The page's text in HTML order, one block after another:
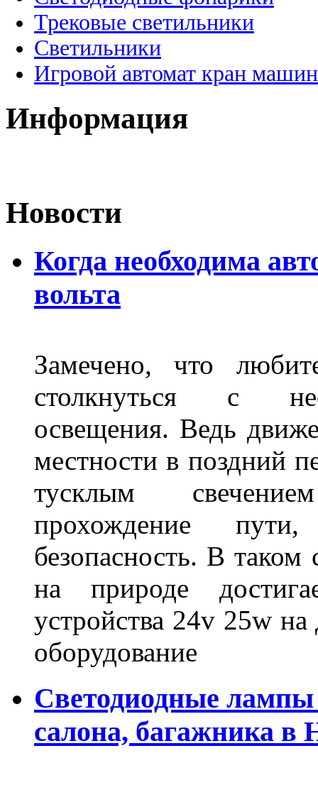
Трековые светильники
Светильники
Игровой автомат кран
Информация
Новости
Когда необходима
вольта
Замечено, что
столкнуться с
освещения. Ведь
местности в поздний
тусклым
прохождение
безопасность. В
на природе
устройства 24v 25w
оборудование
Светодиодные лампы
салона, багажника в